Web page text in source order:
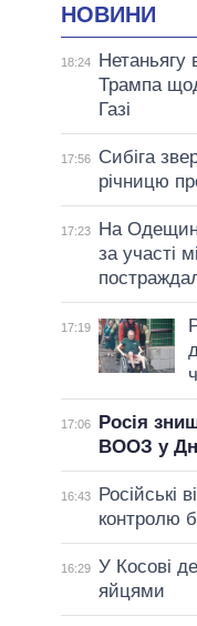
НОВИНИ
18:24
Нетаньягу
Трампа
Газі
17:56
Сибіга
річницю
17:23
На
за участі
17:19
17:06
Росія
ВООЗ у
16:43
Російські
контролю
16:29 У Косові
яйцями